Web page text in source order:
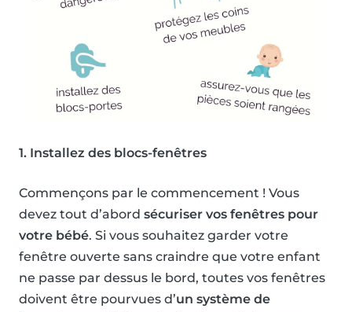
1. Installez des blocs-fenêtres
Commençons par le commencement ! Vous
devez tout d’abord sécuriser vos fenêtres pour
votre bébé. Si vous souhaitez garder votre
fenêtre ouverte sans craindre que votre enfant
ne passe par dessus le bord, toutes vos fenêtres
doivent être pourvues d’un système de